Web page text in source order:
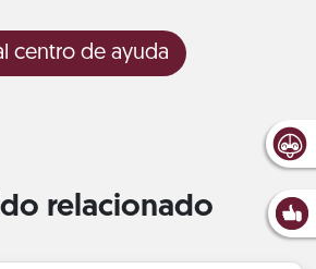
centro de ayuda
relacionado